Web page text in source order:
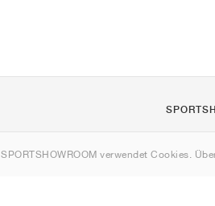
SPORTSHOWROOM verwendet Cookies.
Kontakt